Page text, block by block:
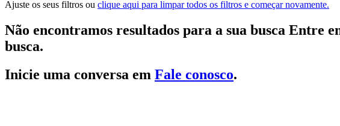
Ajuste os seus filtros ou clique aqui para limpar todos os filtros e começar novamente.
Não encontramos resultados para a sua busca Entre
busca.
Inicie uma conversa em Fale conosco.